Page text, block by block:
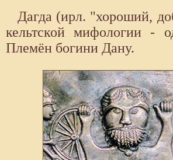
Дагда (ирл. "хороший,
кельтской мифологии -
Племён богини Дану.